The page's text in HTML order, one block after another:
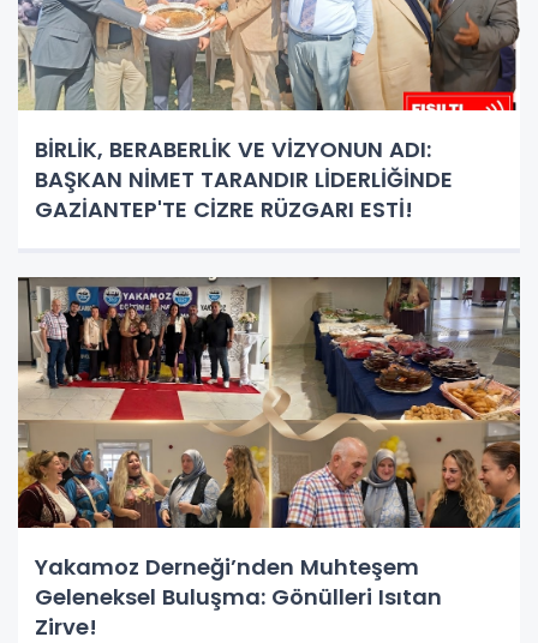
BİRLİK, BERABERLİK VE VİZYONUN ADI:
BAŞKAN NİMET TARANDIR LİDERLİĞİNDE
GAZİANTEP'TE CİZRE RÜZGARI ESTİ!
Yakamoz Derneği’nden Muhteşem
Geleneksel Buluşma: Gönülleri Isıtan
Zirve!